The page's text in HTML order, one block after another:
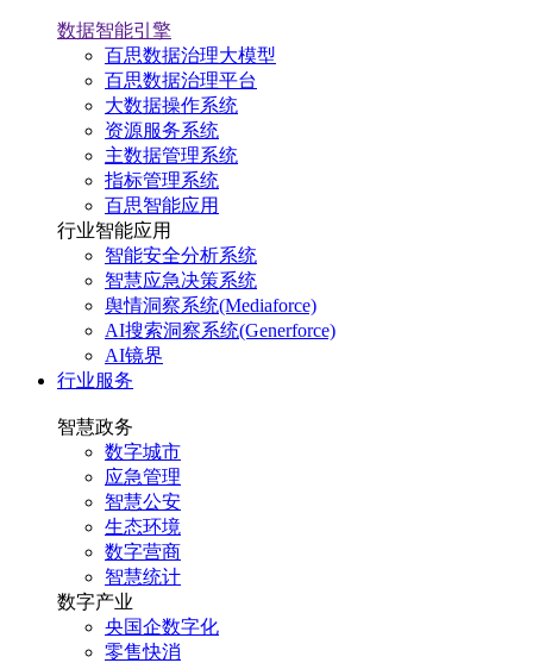
数据智能引擎
百思数据治理大模型
百思数据治理平台
大数据操作系统
资源服务系统
主数据管理系统
指标管理系统
百思智能应用
行业智能应用
智能安全分析系统
智慧应急决策系统
舆情洞察系统(Mediaforce)
AI搜索洞察系统(Generforce)
AI镜界
行业服务
智慧政务
数字城市
应急管理
智慧公安
生态环境
数字营商
智慧统计
数字产业
央国企数字化
零售快消